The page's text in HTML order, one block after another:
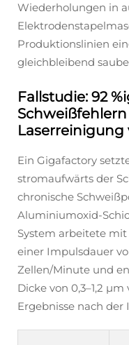
Wiederholungen in
Produktionslinien
gleichbleibend
Fallstudie: 92
Laserreinigung
Ein Gigafactory
stromaufwärts der
chronische
Aluminiumoxid-
System arbeitete
einer Impulsdauer
Zellen/Minute und
Dicke von 0,3–1,2
Ergebnisse nach